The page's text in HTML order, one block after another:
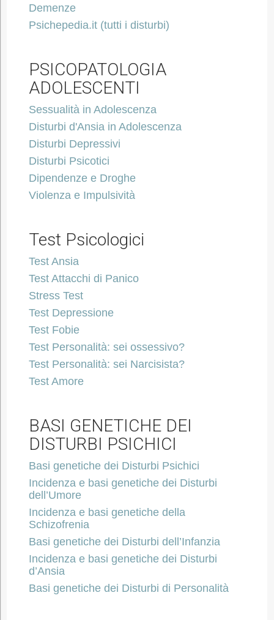
Demenze
Psichepedia.it (tutti i disturbi)
PSICOPATOLOGIA
ADOLESCENTI
Sessualità in Adolescenza
Disturbi d'Ansia in Adolescenza
Disturbi Depressivi
Disturbi Psicotici
Dipendenze e Droghe
Violenza e Impulsività
Test Psicologici
Test Ansia
Test Attacchi di Panico
Stress Test
Test Depressione
Test Fobie
Test Personalità: sei ossessivo?
Test Personalità: sei Narcisista?
Test Amore
BASI GENETICHE DEI
DISTURBI PSICHICI
Basi genetiche dei Disturbi Psichici
Incidenza e basi genetiche dei Disturbi
dell’Umore
Incidenza e basi genetiche della
Schizofrenia
Basi genetiche dei Disturbi dell’Infanzia
Incidenza e basi genetiche dei Disturbi
d’Ansia
Basi genetiche dei Disturbi di Personalità